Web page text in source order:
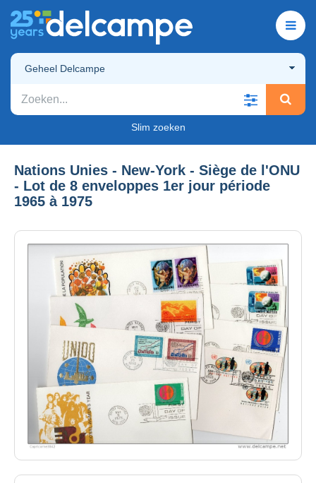
Geheel Delcampe
Slim zoeken
Nations Unies - New-York - Siège de l'ONU
- Lot de 8 enveloppes 1er jour période
1965 à 1975